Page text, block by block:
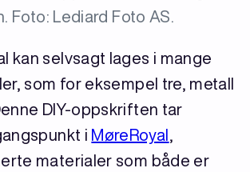
Foto: Lediard Foto AS.
kan selvsagt lages i mange
som for eksempel tre, metall
DIY-oppskriften tar
i MøreRoyal
materialer som både er